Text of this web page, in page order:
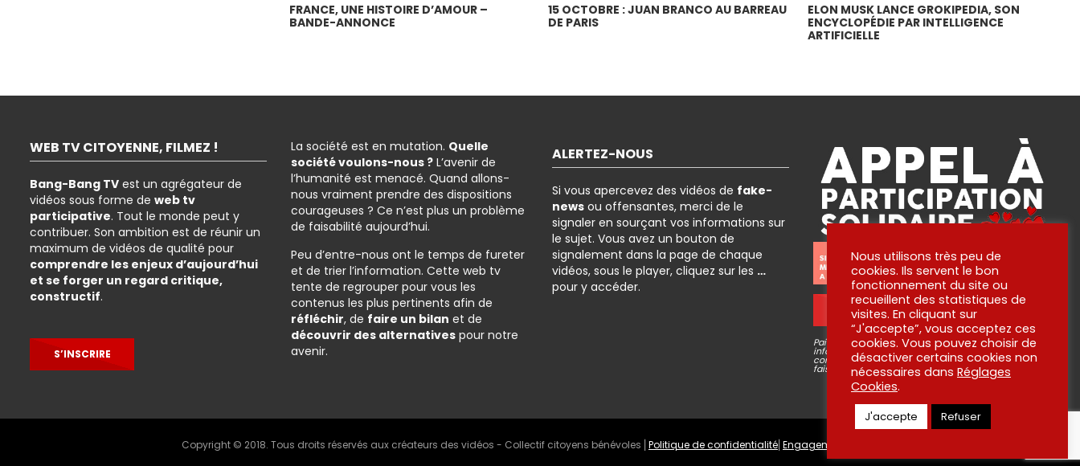
FRANCE, UNE HISTOIRE D’AMOUR –
BANDE-ANNONCE
15 OCTOBRE : JUAN BRANCO AU BARREAU
DE PARIS
ELON MUSK LANCE GROKIPEDIA, SON
ENCYCLOPÉDIE PAR INTELLIGENCE
ARTIFICIELLE
WEB TV CITOYENNE, FILMEZ !
Bang-Bang TV est un agrégateur de
vidéos sous forme de web tv
participative. Tout le monde peut y
contribuer. Son ambition est de réunir un
maximum de vidéos de qualité pour
comprendre les enjeux d’aujourd’hui
et se forger un regard critique,
constructif.
S’INSCRIRE
La société est en mutation. Quelle
société voulons-nous ? L’avenir de
l’humanité est menacé. Quand allons-
nous vraiment prendre des dispositions
courageuses ? Ce n’est plus un problème
de faisabilité aujourd’hui.
Peu d’entre-nous ont le temps de fureter
et de trier l’information. Cette web tv
tente de regrouper pour vous les
contenus les plus pertinents afin de
réfléchir, de faire un bilan et de
découvrir des alternatives pour notre
avenir.
ALERTEZ-NOUS
Si vous apercevez des vidéos de fake-
news ou offensantes, merci de le
signaler en sourçant vos informations sur
le sujet. Vous avez un bouton de
signalement dans la page de chaque
vidéos, sous le player, cliquez sur les …
pour y accéder.
OUI ! JE PARTICIPE !
Paiement via plateforme sécurisé STRIPE, aucune
information bancaire ne passe par nous ni n’est
conservée. Pour en savoir plus sur ce que nous
faisons de vos dons, liseznos engagements!
Copyright © 2018. Tous droits réservés aux créateurs des vidéos - Collectif citoyens bénévoles ⎜ Politique de confidentialité Engagements
Nous utilisons très peu de
cookies. Ils servent le bon
fonctionnement du site ou
recueillent des statistiques de
visites. En cliquant sur
“J'accepte”, vous acceptez ces
cookies. Vous pouvez choisir de
désactiver certains cookies non
nécessaires dans Réglages
Cookies.
J'accepte Refuser